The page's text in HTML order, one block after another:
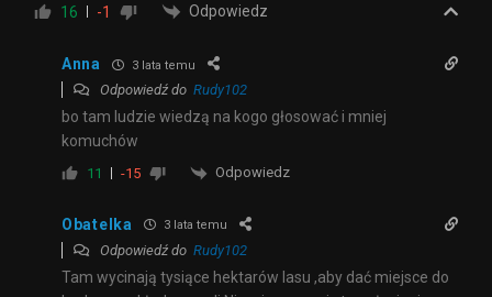
16 -1 Odpowiedz
Anna 3 lata temu
Odpowiedź do Rudy102
bo tam ludzie wiedzą na kogo głosować i mniej
komuchów
11 -15 Odpowiedz
Obatelka 3 lata temu
Odpowiedź do Rudy102
Tam wycinają tysiące hektarów lasu ,aby dać miejsce do